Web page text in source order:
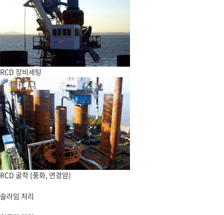
RCD 장비세팅
RCD 굴착 (풍화, 연경암)
슬라임 처리